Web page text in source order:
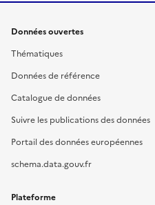
Données ouvertes
Thématiques
Données de référence
Catalogue de données
Suivre les publications des données
Portail des données européennes
schema.data.gouv.fr
Plateforme